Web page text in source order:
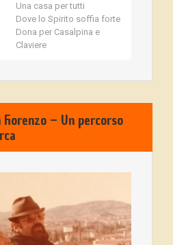
Una casa per tutti
Dove lo Spirito soffia forte
Dona per Casalpina e
Claviere
– Un percorso